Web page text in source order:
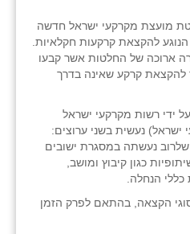
מועצת מקרקעי ישראל חדשה
להקצאת קרקעות חקלאיות.
ארוכה של החלטות אשר קבעו
להקצאת קרקע שאינה בדרך
ידי רשות מקרקעי ישראל
נעשית בשני ערוצים:
נעשתה במסגרת ישובים
כגון קיבוץ ומושב,
הנחלה.
הקצאה, בהתאם לפרק הזמן